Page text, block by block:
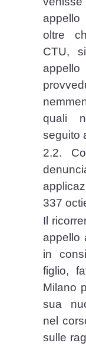
appello
oltre
CTU,
quali
seguito
2.2.
337
Il
appello
in
figlio,
Milano
sua
nel
sulle